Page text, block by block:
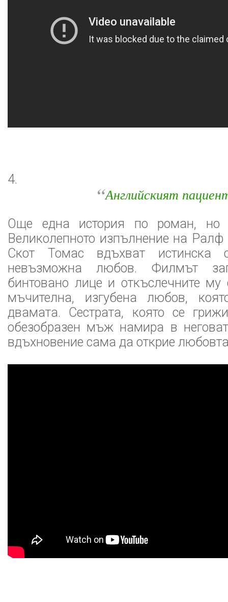
4.
“Английският
Още една история по роман, но
Великолепното изпълнение на
Скот Томас вдъхват истинска
невъзможна любов. Филмът
бинтовано лице и откъслечните
мъчителна, изгубена любов,
двамата. Сестрата, която се
обезобразен мъж намира в
вдъхновение сама да открие